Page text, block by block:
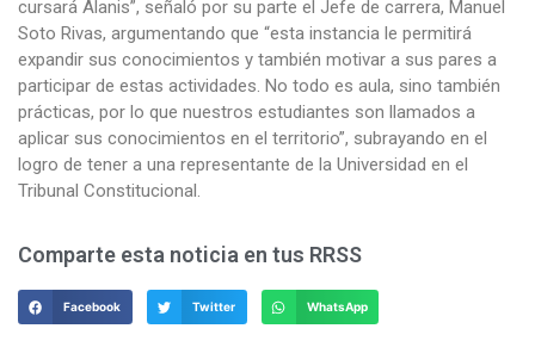
cursará Alanis”, señaló por su parte el Jefe de carrera, Manuel
Soto Rivas, argumentando que “esta instancia le permitirá
expandir sus conocimientos y también motivar a sus pares a
participar de estas actividades. No todo es aula, sino también
prácticas, por lo que nuestros estudiantes son llamados a
aplicar sus conocimientos en el territorio”, subrayando en el
logro de tener a una representante de la Universidad en el
Tribunal Constitucional.
Comparte esta noticia en tus RRSS
Facebook Twitter WhatsApp